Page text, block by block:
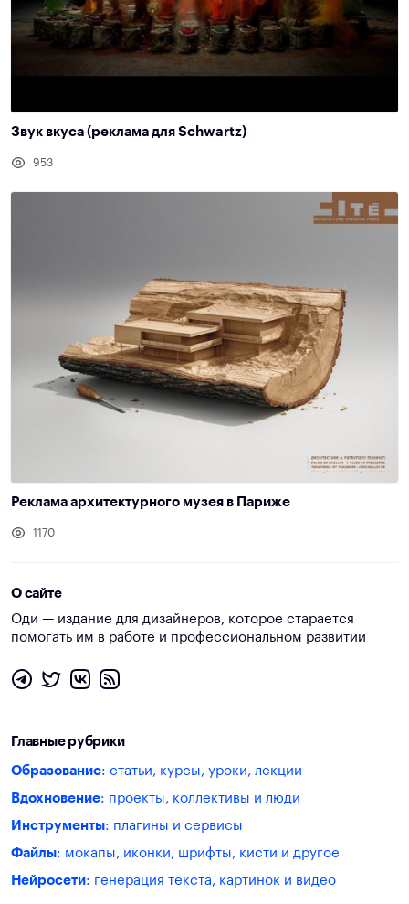
Звук вкуса (реклама для Schwartz)
953
Реклама архитектурного музея в Париже
1170
О сайте
Оди — издание для дизайнеров, которое старается
помогать им в работе и профессиональном развитии
Главные рубрики
Образование: статьи, курсы, уроки, лекции
Вдохновение: проекты, коллективы и люди
Инструменты: плагины и сервисы
Файлы: мокапы, иконки, шрифты, кисти и другое
Нейросети: генерация текста, картинок и видео